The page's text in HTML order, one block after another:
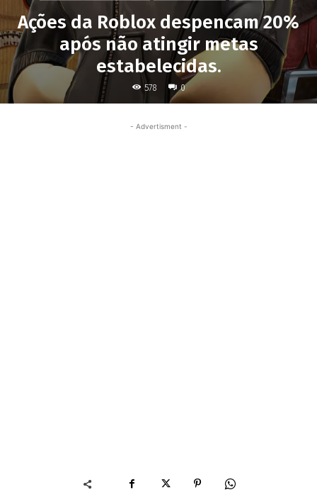
Ações da Roblox despencam 20%
após não atingir metas
estabelecidas.
578 0
- Advertisment -